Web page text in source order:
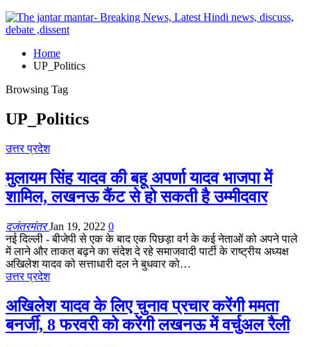
Home
UP_Politics
Browsing Tag
UP_Politics
उत्तर प्रदेश
मुलायम सिंह यादव की बहू अपर्णा यादव भाजपा में
शामिल, लखनऊ कैंट से हो सकती है उम्मीदवार
दजंतरमंतरJan 19, 2022 0
नई दिल्ली - बीजेपी से एक के बाद एक पिछड़ा वर्ग के कई नेताओं को अपने पाले
में लाने और ताकत बढ़ने का संदेश दे रहे समाजवादी पार्टी के राष्ट्रीय अध्यक्ष
अखिलेश यादव को सत्ताधारी दल ने बुधवार को…
उत्तर प्रदेश
अखिलेश यादव के लिए चुनाव प्रचार करेंगी ममता
बनर्जी, 8 फरवरी को करेंगी लखनऊ में वर्चुअल रैली